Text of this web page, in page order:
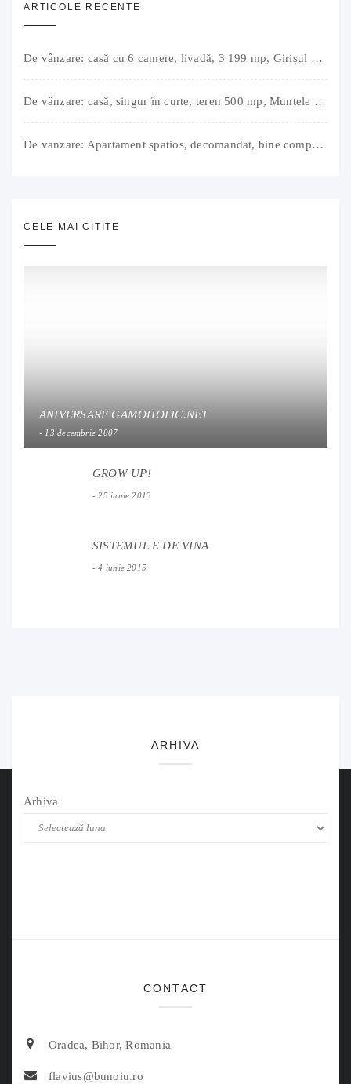
ARTICOLE RECENTE
De vânzare: casă cu 6 camere, livadă, 3 199 mp, Girișul Negru, Bihor, 42 000 Euro. Comision 0.
De vânzare: casă, singur în curte, teren 500 mp, Muntele Găina, Oradea. 157.000 € (negociabil). Comision 0.
De vanzare: Apartament spatios, decomandat, bine compartimentat, 3 camere, 2 bai, bucatarie, suprafață utilă de 64 mp + 3 balcoane (11 mp), strada Barierei, zona Dragos Voda Oradea. 89 500 E (neg). Comision 0
CELE MAI CITITE
ANIVERSARE GAMOHOLIC.NET
13 decembrie 2007
GROW UP!
25 iunie 2013
SISTEMUL E DE VINA
4 iunie 2015
ARHIVA
Arhiva
CONTACT
Oradea, Bihor, Romania
flavius@bunoiu.ro